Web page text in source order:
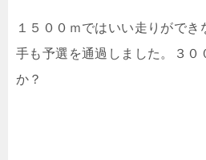
１５００ｍではいい走りができ
手も予選を通過しました。３０
か？